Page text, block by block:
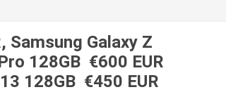
Samsung Galaxy Z
128GB €600 EUR
128GB €450 EUR